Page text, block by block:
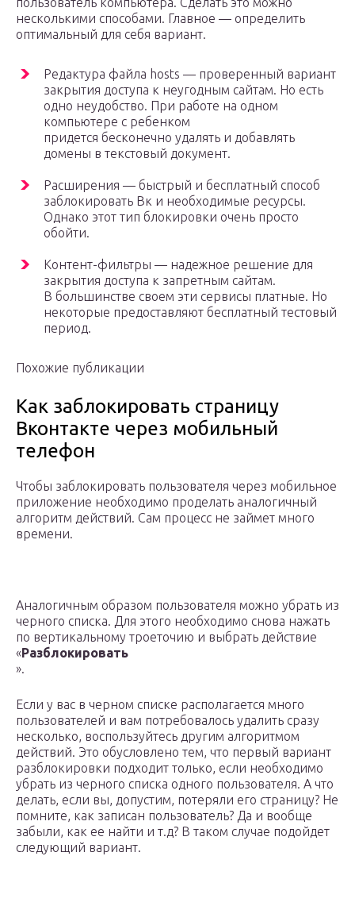
несколькими способами. Главное — определить
оптимальный для себя вариант.
Редактура файла hosts — проверенный вариант
закрытия доступа к неугодным сайтам. Но есть
одно неудобство. При работе на одном
компьютере с ребенком
придется бесконечно удалять и добавлять
домены в текстовый документ.
Расширения — быстрый и бесплатный способ
заблокировать Вк и необходимые ресурсы.
Однако этот тип блокировки очень просто
обойти.
Контент-фильтры — надежное решение для
закрытия доступа к запретным сайтам.
В большинстве своем эти сервисы платные. Но
некоторые предоставляют бесплатный тестовый
период.
Похожие публикации
Как заблокировать страницу
Вконтакте через мобильный
телефон
Чтобы заблокировать пользователя через мобильное
приложение необходимо проделать аналогичный
алгоритм действий. Сам процесс не займет много
времени.
Аналогичным образом пользователя можно убрать из
черного списка. Для этого необходимо снова нажать
по вертикальному троеточию и выбрать действие
«Разблокировать
».
Если у вас в черном списке располагается много
пользователей и вам потребовалось удалить сразу
несколько, воспользуйтесь другим алгоритмом
действий. Это обусловлено тем, что первый вариант
разблокировки подходит только, если необходимо
убрать из черного списка одного пользователя. А что
делать, если вы, допустим, потеряли его страницу? Не
помните, как записан пользователь? Да и вообще
забыли, как ее найти и т.д? В таком случае подойдет
следующий вариант.